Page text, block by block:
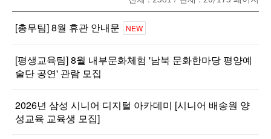
[총무팀] 8월 휴관 안내문 NEW
[평생교육팀] 8월 내부문화체험 '남북 문화한마당 평양예
술단 공연' 관람 모집
2026년 삼성 시니어 디지털 아카데미 [시니어 배송원 양
성교육 교육생 모집]